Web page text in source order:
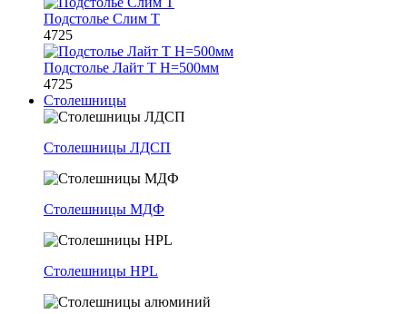
Подстолье Слим Т
4725
Подстолье Лайт Т H=500мм
4725
Столешницы
Столешницы ЛДСП
Столешницы МДФ
Столешницы HPL